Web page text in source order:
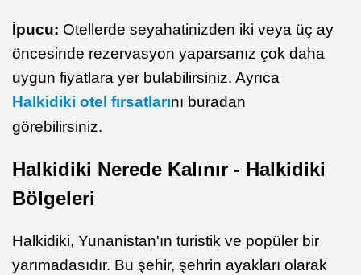
İpucu: Otellerde seyahatinizden iki veya üç ay
öncesinde rezervasyon yaparsanız çok daha
uygun fiyatlara yer bulabilirsiniz. Ayrıca
Halkidiki otel fırsatlarını buradan
görebilirsiniz.
Halkidiki Nerede Kalınır - Halkidiki
Bölgeleri
Halkidiki, Yunanistan'ın turistik ve popüler bir
yarımadasıdır. Bu şehir, şehrin ayakları olarak